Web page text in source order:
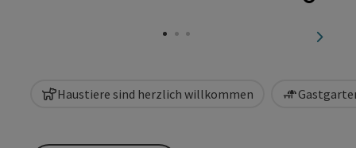
Haustiere sind herzlich willkommen